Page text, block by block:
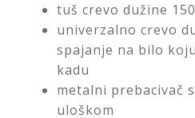
tuš crevo dužine
univerzalno crevo
spajanje na bilo
kadu
metalni prebacivač
uloškom